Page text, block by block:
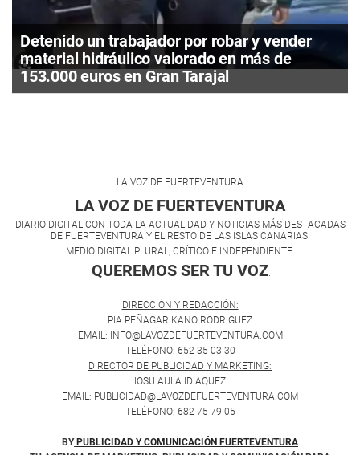
Detenido un trabajador por robar y vender
material hidráulico valorado en más de
153.000 euros en Gran Tarajal
LA VOZ DE FUERTEVENTURA
LA VOZ DE FUERTEVENTURA
DIARIO DIGITAL CON TODA LA ACTUALIDAD Y NOTICIAS MÁS DESTACADAS
DE FUERTEVENTURA Y EL RESTO DE LAS ISLAS CANARIAS.
MEDIO DIGITAL PLURAL, CRÍTICO E INDEPENDIENTE.
QUEREMOS SER TU VOZ.
DIRECCIÓN Y REDACCIÓN:
PIA PEÑAGARIKANO RODRIGUEZ
EMAIL: INFO@LAVOZDEFUERTEVENTURA.COM
TELÉFONO: 652 35 03 30
DIRECTOR DE PUBLICIDAD Y MARKETING:
IOSU AULA IDIAQUEZ
EMAIL: PUBLICIDAD@LAVOZDEFUERTEVENTURA.COM
TELÉFONO: 682 75 79 05
BY PUBLICIDAD Y COMUNICACIÓN FUERTEVENTURA